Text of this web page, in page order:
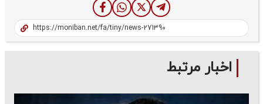
اخبار مرتبط